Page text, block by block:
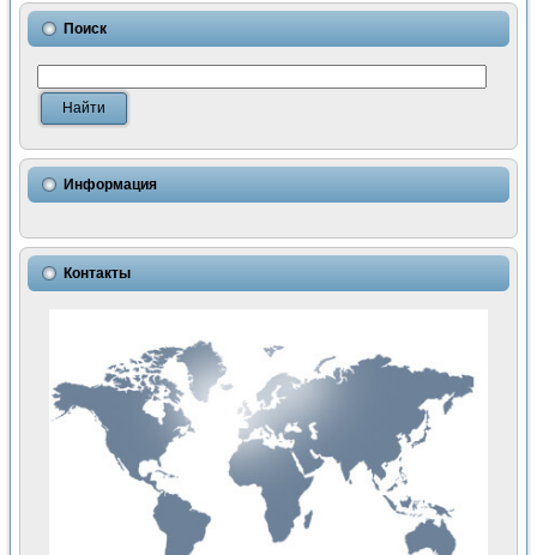
Аппаратно-программный комплекс для исследования
Виртуальный лабораторный стенд для исследования
Измерение шумовых параметров операционных
Измерительный преобразователь на основе цифровой
Использование NI LabVIEW для математического
Исследовние возможности создания измерителя ВАХ
Математическое моделирование генератора сигналов -
Применение осциллографического модуля с высоким
Симуляция отклика импульсного радиолокационного
Автоматизация формирования уравнений состояния для
Разработка автоматизированного стенда для измерения
Применение среды LabVIEW для построения картины
Портативная система для определения показателей
Использование LabVIEW для управления источником
Устройство для снятия вольт-амперных характеристик
Передовые научные технологии: нано-, фемто-,
Автоматизированная установка по измерению временных
Автоматизированный лабораторный комплекс на базе
Визуализация моделирования и оптимизации тепловой
Виртуальный прибор для исследования функциональных
Поиск
Информация
Контакты